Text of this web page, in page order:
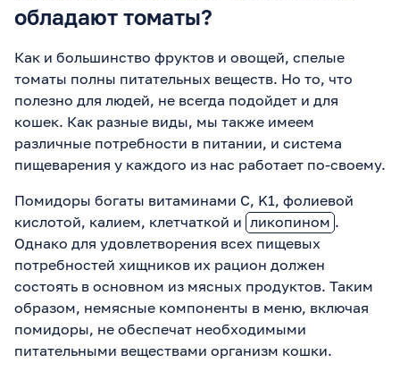
обладают томаты?
Как и большинство фруктов и овощей, спелые
томаты полны питательных веществ. Но то, что
полезно для людей, не всегда подойдет и для
кошек. Как разные виды, мы также имеем
различные потребности в питании, и система
пищеварения у каждого из нас работает по-своему.
Помидоры богаты витаминами C, K1, фолиевой
кислотой, калием, клетчаткой и ликопином .
Однако для удовлетворения всех пищевых
потребностей хищников их рацион должен
состоять в основном из мясных продуктов. Таким
образом, немясные компоненты в меню, включая
помидоры, не обеспечат необходимыми
питательными веществами организм кошки.